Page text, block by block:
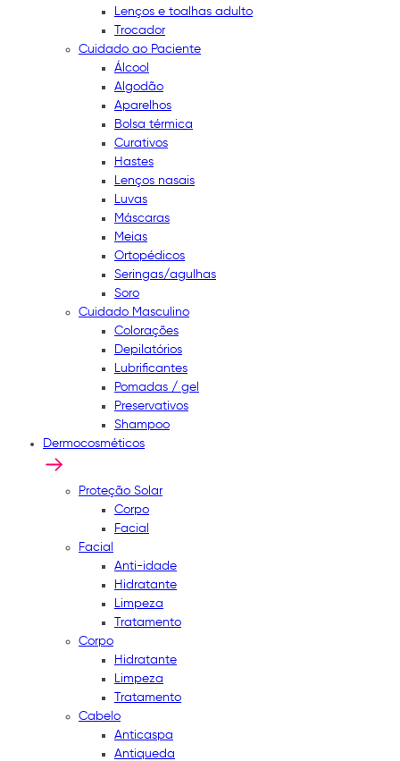
Lenços e toalhas adulto
Trocador
Cuidado ao Paciente
Álcool
Algodão
Aparelhos
Bolsa térmica
Curativos
Hastes
Lenços nasais
Luvas
Máscaras
Meias
Ortopédicos
Seringas/agulhas
Soro
Cuidado Masculino
Colorações
Depilatórios
Lubrificantes
Pomadas / gel
Preservativos
Shampoo
Dermocosméticos
Proteção Solar
Corpo
Facial
Facial
Anti-idade
Hidratante
Limpeza
Tratamento
Corpo
Hidratante
Limpeza
Tratamento
Cabelo
Anticaspa
Antiqueda